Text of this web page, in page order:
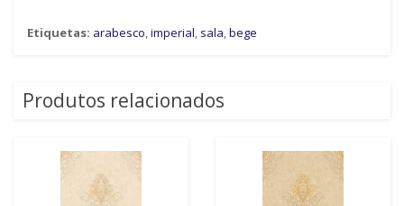
Etiquetas: arabesco,imperial, sala,bege
Produtos relacionados